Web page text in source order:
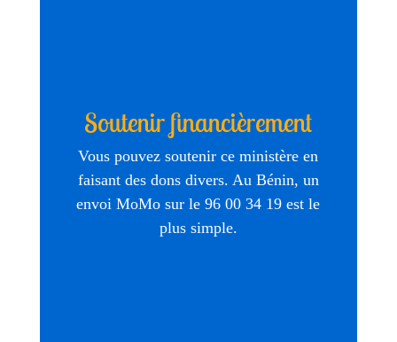
Soutenir financièrement
Vous pouvez soutenir ce ministère en
faisant des dons divers. Au Bénin, un
envoi MoMo sur le 96 00 34 19 est le
plus simple.